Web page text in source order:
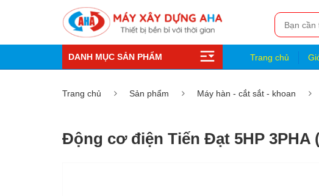
DANH MỤC SẢN PHẨM Trang chủ
Trang chủ Sản phẩm Máy hàn - cắt sắt - khoan
Động cơ điện Tiến Đạt 5HP 3PHA